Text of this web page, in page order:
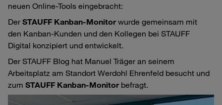
neuen Online-Tools eingebracht:
DerSTAUFF Kanban-Monitorwurde gemeinsam mit
den Kanban-Kunden und den Kollegen bei STAUFF
Digital konzipiert und entwickelt.
Der STAUFF Blog hat Manuel Träger an seinem
Arbeitsplatz am Standort Werdohl Ehrenfeld besucht und
zum STAUFF Kanban-Monitor befragt.